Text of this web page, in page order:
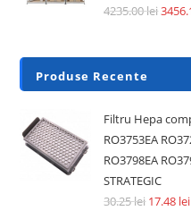
4235.00lei
Produse Recente
Filtru Hepa
RO3753EA
RO3798EA
STRATEGIC
30.25lei 17.48 lei